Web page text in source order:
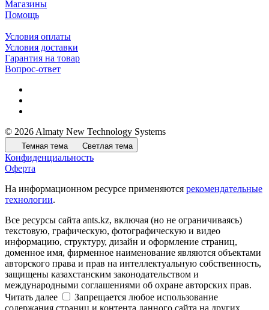
Магазины
Помощь
Условия оплаты
Условия доставки
Гарантия на товар
Вопрос-ответ
© 2026 Almaty New Technology Systems
Темная тема Светлая тема
Конфиденциальность
Оферта
На информационном ресурсе применяются рекомендательные
технологии.
Все ресурсы сайта ants.kz, включая (но не ограничиваясь)
текстовую, графическую, фотографическую и видео
информацию, структуру, дизайн и оформление страниц,
доменное имя, фирменное наименование являются объектами
авторского права и прав на интеллектуальную собственность,
защищены казахстанским законодательством и
международными соглашениями об охране авторских прав.
Читать далее
Запрещается любое использование
содержания страниц и контента данного сайта на других